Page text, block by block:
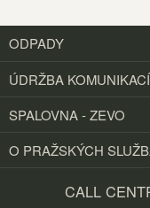
ODPADY
ÚDRŽBA KOMUNIKACÍ
SPALOVNA - ZEVO
O PRAŽSKÝCH
CALL